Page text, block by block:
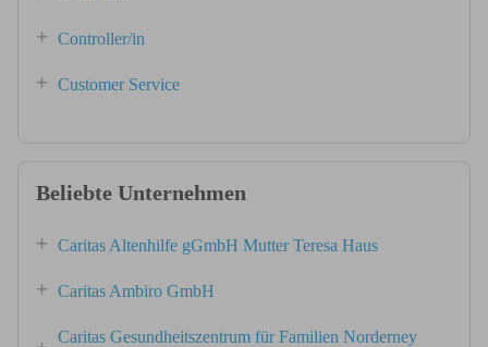
Controller/in
Customer Service
Beliebte Unternehmen
Caritas Altenhilfe gGmbH Mutter Teresa Haus
Caritas Ambiro GmbH
Caritas Gesundheitszentrum für Familien Norderney